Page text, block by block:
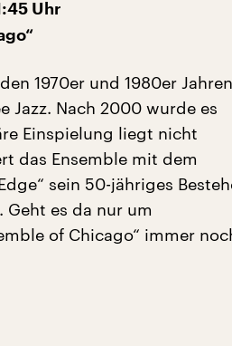
Uhr
1970er und 1980er
Jazz. Nach 2000 wurde es
Einspielung liegt nicht
das Ensemble mit dem
sein 50-jähriges
es da nur um
of Chicago“ immer